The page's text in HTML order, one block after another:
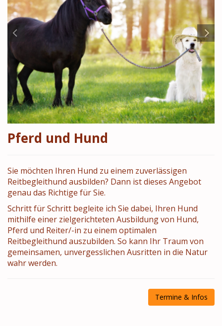
Pferd und Hund
Sie möchten Ihren Hund zu einem zuverlässigen
Reitbegleithund ausbilden? Dann ist dieses Angebot
genau das Richtige für Sie.
Schritt für Schritt begleite ich Sie dabei, Ihren Hund
mithilfe einer zielgerichteten Ausbildung von Hund,
Pferd und Reiter/-in zu einem optimalen
Reitbegleithund auszubilden. So kann Ihr Traum von
gemeinsamen, unvergesslichen Ausritten in die Natur
wahr werden.
Termine & Infos